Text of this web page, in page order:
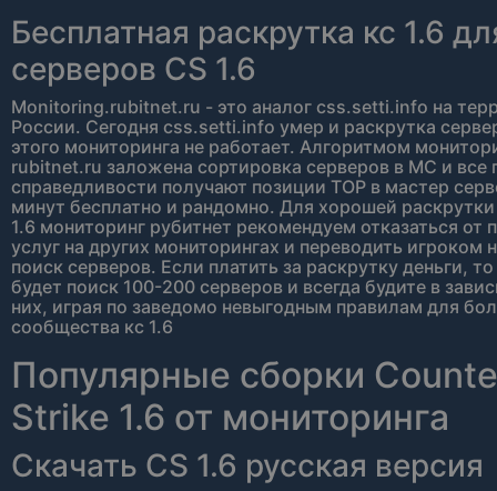
Бесплатная раскрутка кс 1.6
серверов CS 1.6
Monitoring.rubitnet.ru - это аналог css.setti.info на
России. Сегодня css.setti.info умер и раскрутка
этого мониторинга не работает. Алгоритмом
rubitnet.ru заложена сортировка серверов в МС и все
справедливости получают позиции TOP в мастер
минут бесплатно и рандомно. Для хорошей раскрутки
1.6 мониторинг рубитнет рекомендуем отказаться от
услуг на других мониторингах и переводить игроком
поиск серверов. Если платить за раскрутку деньги,
будет поиск 100-200 серверов и всегда будите в
них, играя по заведомо невыгодным правилам для
сообщества кс 1.6
Популярные сборки
Strike 1.6 от мониторинга
Скачать CS 1.6 русская версия